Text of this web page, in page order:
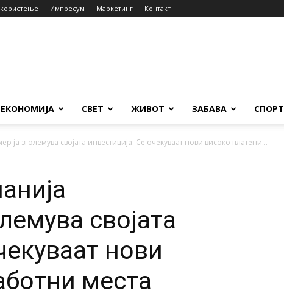
Импресум Маркетинг Контакт
ЕКОНОМИЈА СВЕТ ЖИВОТ ЗАБАВА СПОРТ
ја зголемува својата инвестиција: Се очекуваат нови високо платени...
својата
нови
места